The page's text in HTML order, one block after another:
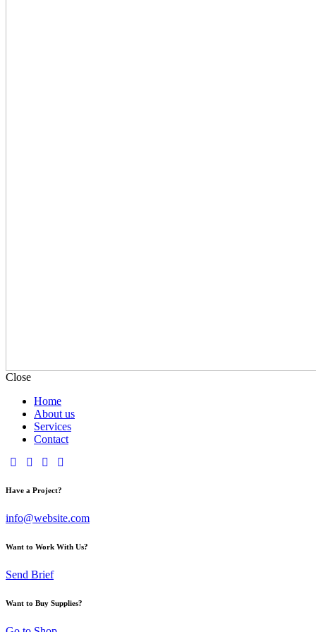
Close
Home
About us
Services
Contact
Have a Project?
info@website.com
Want to Work With Us?
Send Brief
Want to Buy Supplies?